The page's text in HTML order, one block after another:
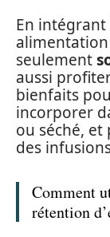
En
seulement
aussi
bienfaits
incorporer
ou séché,
des
Comment
rétention